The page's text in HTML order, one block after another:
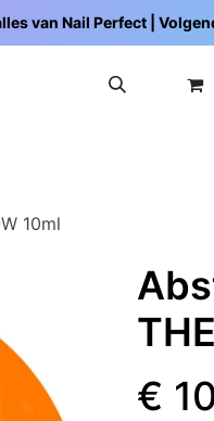
van Nail Perfect |
10ml
€